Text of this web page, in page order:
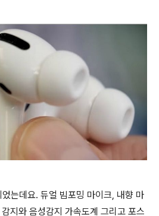
는데요. 듀얼 빔포밍 마이크, 내향 마
지와 음성감지 가속도계 그리고 포스